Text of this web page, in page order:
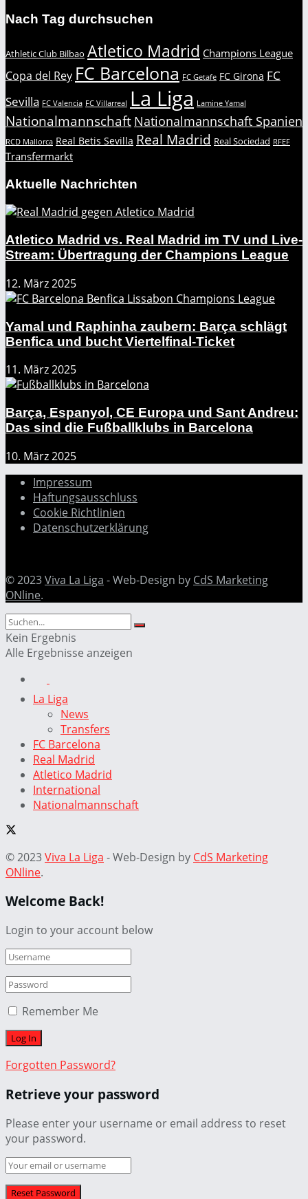
Nach Tag durchsuchen
Athletic Club Bilbao Atletico Madrid Champions League
Copa del Rey FC Barcelona FC Getafe FC Girona FC
Sevilla FC Valencia FC Villarreal La Liga Lamine Yamal
Nationalmannschaft Nationalmannschaft Spanien
RCD Mallorca Real Betis Sevilla Real Madrid Real Sociedad RFEF
Transfermarkt
Aktuelle Nachrichten
Atletico Madrid vs. Real Madrid im TV und Live-
Stream: Übertragung der Champions League
12. März 2025
Yamal und Raphinha zaubern: Barça schlägt
Benfica und bucht Viertelfinal-Ticket
11. März 2025
Barça, Espanyol, CE Europa und Sant Andreu:
Das sind die Fußballklubs in Barcelona
10. März 2025
Impressum
Haftungsausschluss
Cookie Richtlinien
Datenschutzerklärung
© 2023Viva La Liga - Web-Design by CdS Marketing
ONline.
Kein Ergebnis
Alle Ergebnisse anzeigen
La Liga
News
Transfers
FC Barcelona
Real Madrid
Atletico Madrid
International
Nationalmannschaft
© 2023Viva La Liga - Web-Design by CdS Marketing
ONline.
Welcome Back!
Login to your account below
Remember Me
Forgotten Password?
Retrieve your password
Please enter your username or email address to reset
your password.